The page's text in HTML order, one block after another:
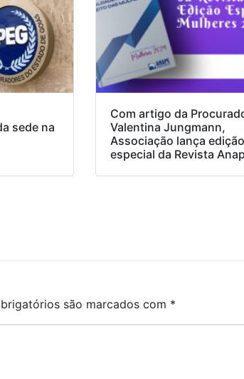
sede na
Com artigo da
Valentina Jungmann,
Associação lança edição
especial da Revista
são marcados com *